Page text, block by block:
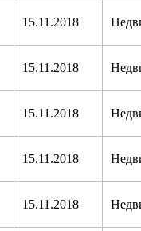
15.11.2018
15.11.2018
15.11.2018
15.11.2018
15.11.2018